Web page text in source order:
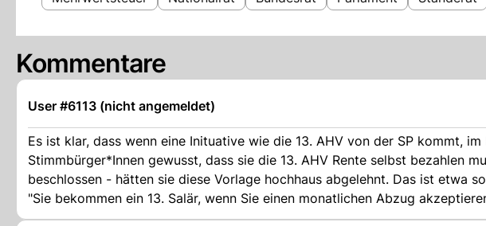
Kommentare
User #6113 (nicht angemeldet)
Es ist klar, dass wenn eine Inituative wie die 13. AHV von der SP kommt, im Endeffekt nichts klar ist. Hätten die
Stimmbürger*Innen gewusst, dass sie die 13. AHV Rente selbst bezahlen
beschlossen - hätten sie diese Vorlage hochhaus abgelehnt. Das ist etwa
"Sie bekommen ein 13. Salär, wenn Sie einen monatlichen Abzug
man es ausnimmt bis auf den letzten Rappen!